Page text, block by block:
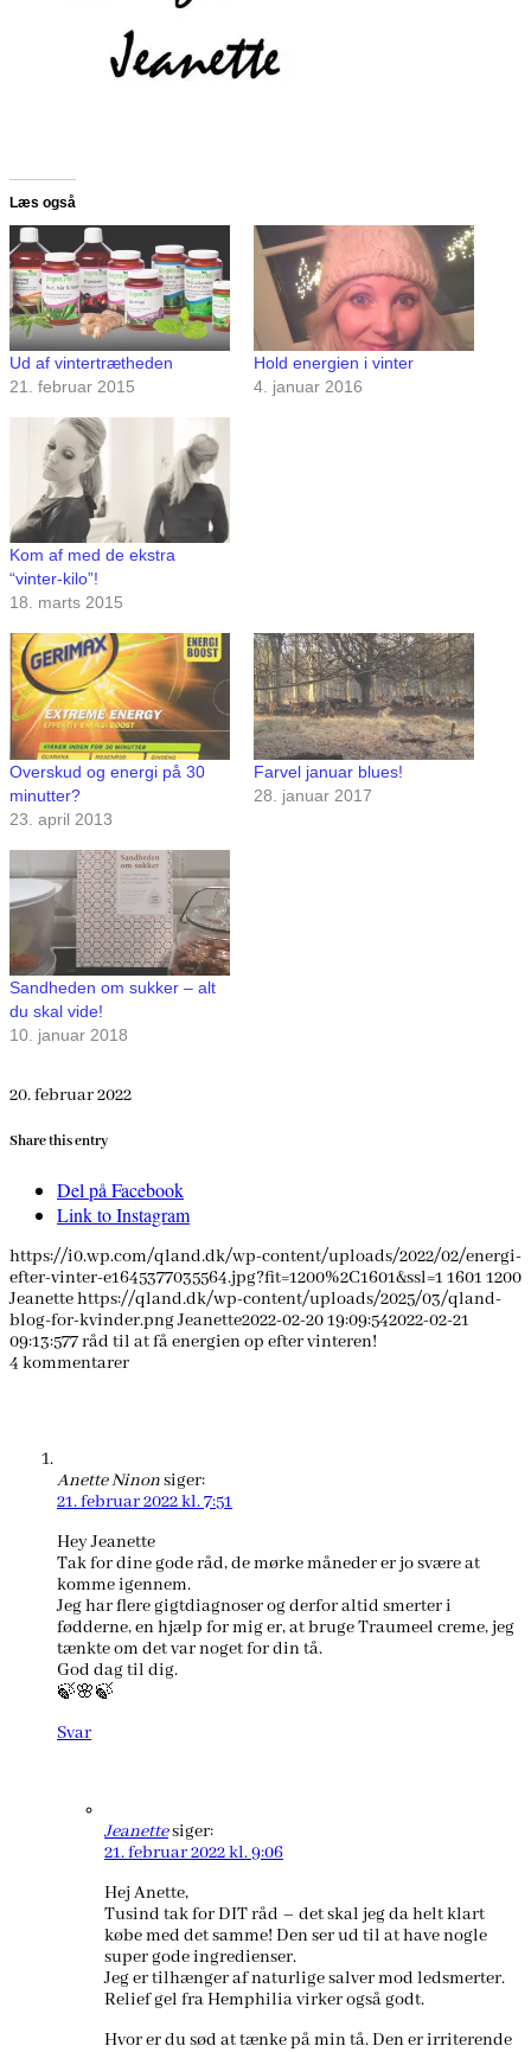
Læs også
Ud af vintertrætheden
21. februar 2015
Hold energien i vinter
4. januar 2016
Kom af med de ekstra
“vinter-kilo”!
18. marts 2015
Overskud og energi på 30
minutter?
23. april 2013
Farvel januar blues!
28. januar 2017
Sandheden om sukker – alt
du skal vide!
10. januar 2018
20. februar 2022
Share this entry
Del på Facebook
Link to Instagram
https://i0.wp.com/qland.dk/wp-content/uploads/2022/02/energi-
efter-vinter-e1645377035564.jpg?fit=1200%2C1601&ssl=1 1601 1200
Jeanettehttps://qland.dk/wp-content/uploads/2025/03/qland-
blog-for-kvinder.pngJeanette2022-02-20 19:09:542022-02-21
09:13:577 råd til at få energien op efter vinteren!
4 kommentarer
Anette Ninonsiger:
21. februar 2022 kl. 7:51
Hey Jeanette
Tak for dine gode råd, de mørke måneder er jo svære at
komme igennem.
Jeg har flere gigtdiagnoser og derfor altid smerter i
fødderne, en hjælp for mig er, at bruge Traumeel creme, jeg
tænkte om det var noget for din tå.
God dag til dig.
🍃🌸🍃
Svar
Jeanettesiger:
21. februar 2022 kl. 9:06
Hej Anette,
Tusind tak for DIT råd – det skal jeg da helt klart
købe med det samme! Den ser ud til at have nogle
super gode ingredienser.
Jeg er tilhænger af naturlige salver mod ledsmerter.
Relief gel fra Hemphilia virker også godt.
Hvor er du sød at tænke på min tå. Den er irriterende